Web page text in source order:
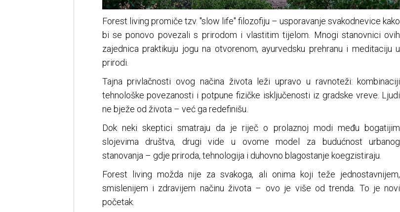
Forest living promiče tzv. "slow life" filozofiju – usporavanje svakodnevice kako
bi se ponovo povezali s prirodom i vlastitim tijelom. Mnogi stanovnici ovih
zajednica praktikuju jogu na otvorenom, ayurvedsku prehranu i meditaciju u
prirodi.
Tajna privlačnosti ovog načina života leži upravo u ravnoteži: kombinaciji
tehnološke povezanosti i potpune fizičke isključenosti iz gradske vreve. Ljudi
ne bježe od života – već ga redefinišu.
Dok neki skeptici smatraju da je riječ o prolaznoj modi među bogatijim
slojevima društva, drugi vide u ovome model za budućnost urbanog
stanovanja – gdje priroda, tehnologija i duhovno blagostanje koegzistiraju.
Forest living možda nije za svakoga, ali onima koji teže jednostavnijem,
smislenijem i zdravijem načinu života – ovo je više od trenda. To je novi
početak.